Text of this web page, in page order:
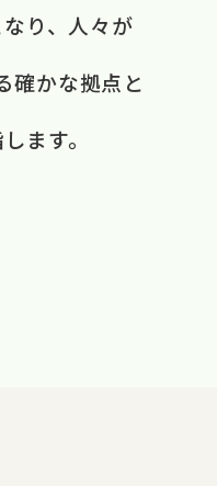
り、​ 人々が​
確かな​拠点と​
ます。​